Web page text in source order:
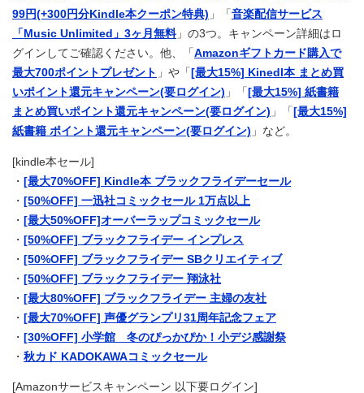
99円(+300円分Kindle本クーポン特典) 」「 音楽配信サービス
「Music Unlimited」3ヶ月無料」の3つ。キャンペーン詳細はロ
グインしてご確認ください。他、「 Amazonギフトカード購入で
最大700ポイントプレゼント 」や「 [最大15%] Kinedl本 まとめ買
いポイント還元キャンペーン(要ログイン) 」「 [最大15%] 紙書籍
まとめ買いポイント還元キャンペーン(要ログイン) 」「 [最大15%]
紙書籍 ポイント還元キャンペーン(要ログイン) 」など。
[kindle本セール]
・ [最大70%OFF] Kindle本 ブラックフライデーセール
・ [50%OFF] 一迅社コミックセール 1万点以上
・ [最大50%OFF]オーバーラップコミックセール
・ [50%OFF] ブラックフライデー インプレス
・ [50%OFF] ブラックフライデー SBクリエイティブ
・ [50%OFF] ブラックフライデー 翔泳社
・ [最大80%OFF] ブラックフライデー 主婦の友社
・ [最大70%OFF] 声優グランプリ31周年記念フェア
・ [30%OFF] 小学館 冬のぴっかぴか！小デジ感謝祭
・ 秋カド KADOKAWAコミックセール
[Amazonサービスキャンペーン 以下要ログイン]